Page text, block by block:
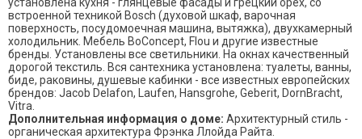
встроенной техникой Bosch (духовой шкаф, варочная
поверхность, посудомоечная машина, вытяжка), двухкамерный
холодильник. Мебель BoConcept, Flou и другие известные
бренды. Установлены все светильники. На окнах качественный
дорогой текстиль. Вся сантехника установлена: туалеты, ванны,
биде, раковины, душевые кабинки - все известных европейских
брендов: Jacob Delafon, Laufen, Hansgrohe, Geberit, DornBracht,
Vitra.
Дополнительная информация о доме: Архитектурный стиль -
органическая архитектура Фрэнка Ллойда Райта.